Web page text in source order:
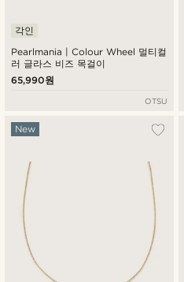
Pearlmania | Colour Wheel 멀티컬
러 글라스 비즈 목걸이
각인
65,990원
OTSU
New